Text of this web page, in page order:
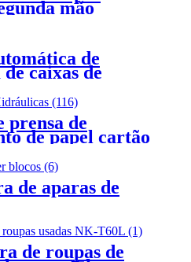
mão
de
caixas de
cinta PP de grau
prensa de
de papel cartão
de aparas de
de roupas de